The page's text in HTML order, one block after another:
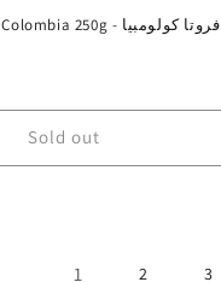
Dapilio Fruta Colombia 250g - فروتا كولومبيا
Sold out
1 2 3